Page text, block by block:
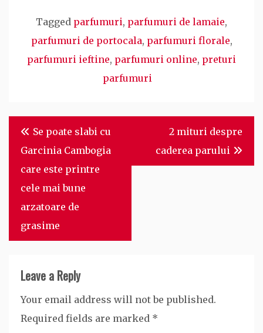
Tagged parfumuri, parfumuri de lamaie,
parfumuri de portocala, parfumuri florale,
parfumuri ieftine, parfumuri online, preturi
parfumuri
Post
navigation
Se poate slabi cu
Garcinia Cambogia
care este printre
cele mai bune
arzatoare de
grasime
2 mituri despre
caderea parului
Leave a Reply
Your email address will not be published.
Required fields are marked *